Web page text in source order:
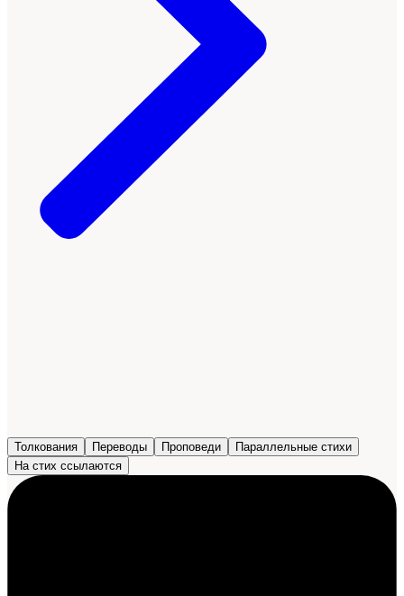
Толкования Переводы Проповеди
Параллельные стихи
На стих ссылаются